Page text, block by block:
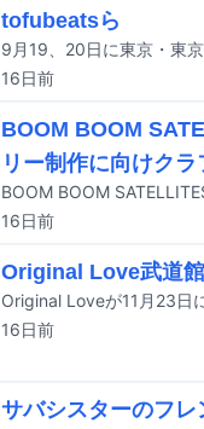
tofubeatsら
16日前
BOOM BOOM
リー制作に向けク
16日前
Original Love武道
16日前
サバシスターのフ